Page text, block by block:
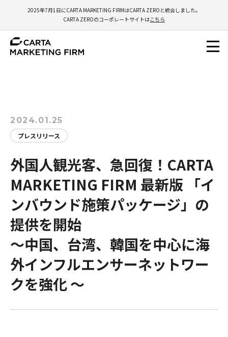
2025年7月1日にCARTA MARKETING FIRMはCARTA ZEROと統合しました。
CARTA ZEROのコーポレートサイトはこちら
2024.01.25
プレスリリース
外国人観光客、急回復！CARTA
MARKETING FIRM 最新版 「イ
ンバウンド施策パッケージ」の
提供を開始
〜中国、台湾、韓国を中心に海
外インフルエンサーネットワー
クを強化 〜